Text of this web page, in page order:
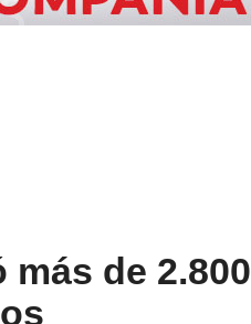
de 2.800